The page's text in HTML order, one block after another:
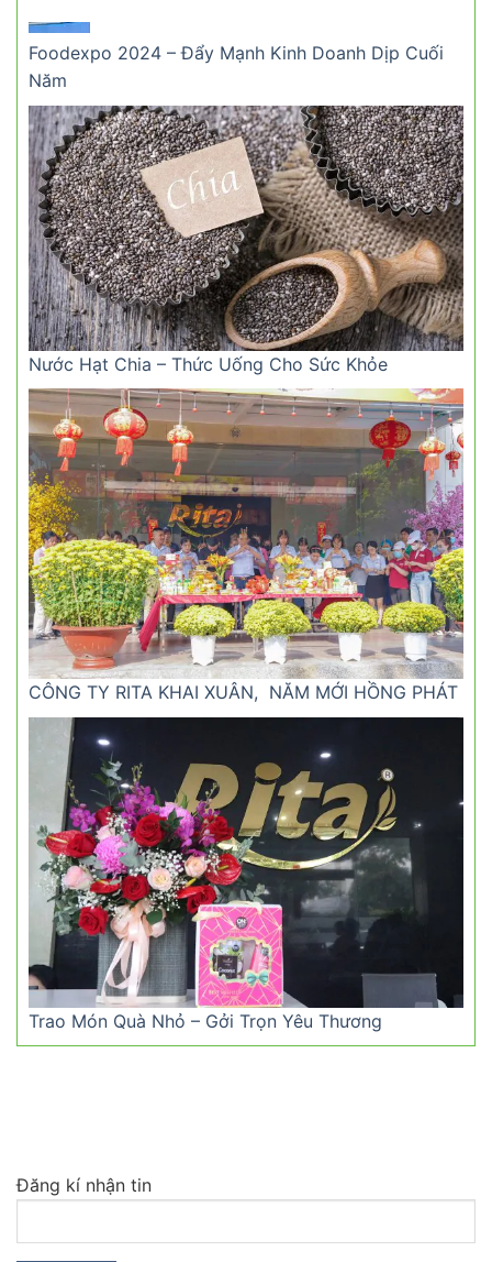
Foodexpo 2024 – Đẩy Mạnh Kinh Doanh Dịp Cuối
Năm
Nước Hạt Chia – Thức Uống Cho Sức Khỏe
CÔNG TY RITA KHAI XUÂN, NĂM MỚI HỒNG PHÁT
Trao Món Quà Nhỏ – Gởi Trọn Yêu Thương
Đăng kí nhận tin